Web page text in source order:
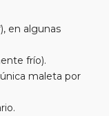
en algunas
frío).
maleta por